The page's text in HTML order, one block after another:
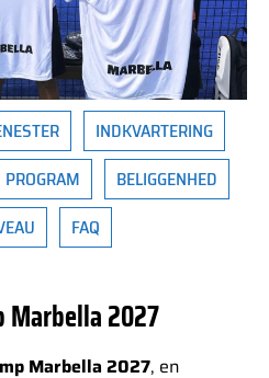
INDKVARTERING
PROGRAM
BELIGGENHED
FAQ
Marbella 2027
Marbella 2027, en